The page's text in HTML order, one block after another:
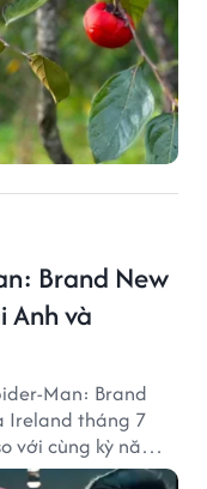
Brand New
Anh và
Man: Brand
Ireland tháng 7
với cùng kỳ năm